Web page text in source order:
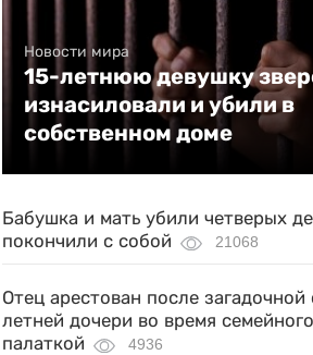
Новости мира
15-летнюю девушку
изнасиловали и убили в
собственном доме
Бабушка и мать убили четверых
покончили с собой
21068
Отец арестован после загадочной
летней дочери во время
палаткой
4936